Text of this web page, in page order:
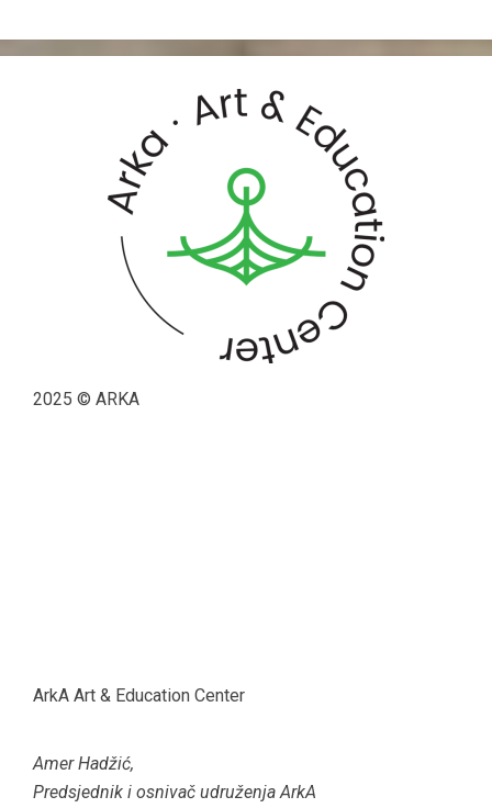
2025 © ARKA
ArkA Art & Education Center
Amer Hadžić,
Predsjednik i osnivač udruženja ArkA